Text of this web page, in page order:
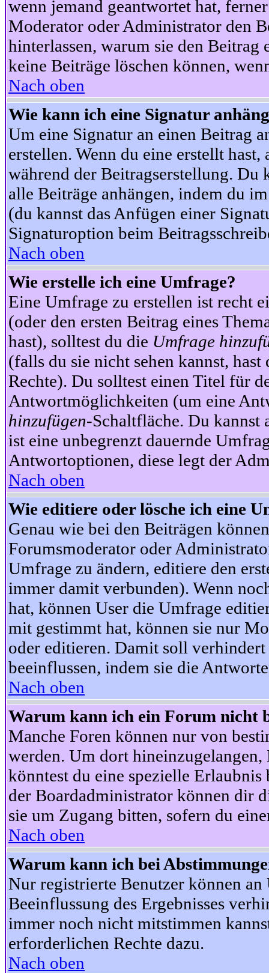
wenn jemand geantwortet hat,
Moderator oder Administrator den
hinterlassen, warum sie den Beitrag
keine Beiträge löschen können,
Nach oben
Wie kann ich eine Signatur
Um eine Signatur an einen Beitrag
erstellen. Wenn du eine erstellt
während der Beitragserstellung. Du
alle Beiträge anhängen, indem du
(du kannst das Anfügen einer
Signaturoption beim
Nach oben
Wie erstelle ich eine Umfrage?
Eine Umfrage zu erstellen ist recht
(oder den ersten Beitrag eines
hast), solltest du die Umfrage
(falls du sie nicht sehen kannst,
Rechte). Du solltest einen Titel für
Antwortmöglichkeiten (um eine
hinzufügen-Schaltfläche. Du
ist eine unbegrenzt dauernde
Antwortoptionen, diese legt der
Nach oben
Wie editiere oder lösche ich eine
Genau wie bei den Beiträgen
Forumsmoderator oder
Umfrage zu ändern, editiere den
immer damit verbunden). Wenn
hat, können User die Umfrage
mit gestimmt hat, können sie nur
oder editieren. Damit soll
beeinflussen, indem sie die
Nach oben
Warum kann ich ein Forum nicht
Manche Foren können nur von
werden. Um dort hineinzugelangen,
könntest du eine spezielle
der Boardadministrator können dir
sie um Zugang bitten, sofern du
Nach oben
Warum kann ich bei
Nur registrierte Benutzer können
Beeinflussung des Ergebnisses
immer noch nicht mitstimmen
erforderlichen Rechte dazu.
Nach oben